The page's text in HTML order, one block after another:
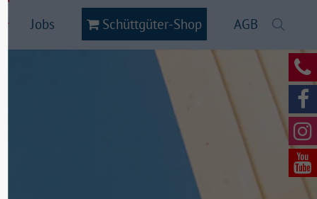
Jobs Schüttgüter-Shop AGB